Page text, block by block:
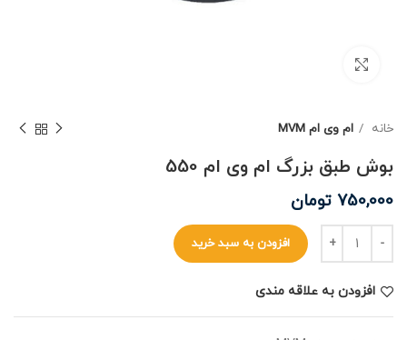
خانه ام وی ام MVM
بوش طبق بزرگ ام وی ام 550
750,000 تومان
افزودن به سبد خرید
افزودن به علاقه مندی